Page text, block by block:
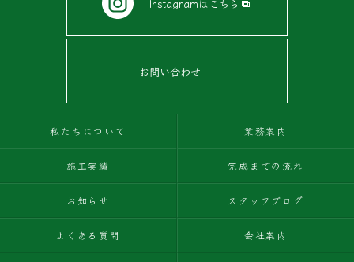
Instagramはこちら
お問い合わせ
私たちについて 業務案内
施工実績 完成までの流れ
お知らせ スタッフブログ
よくある質問 会社案内